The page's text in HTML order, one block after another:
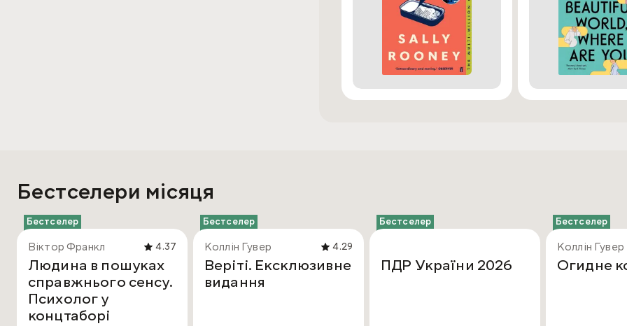
Бестселери місяця
Бестселер
Віктор Франкл 4.37
Людина в пошуках
справжнього сенсу.
Психолог у
концтаборі
Бестселер
Коллін Гувер 4.29
Веріті. Ексклюзивне
видання
Бестселер
ПДР України 2026
Бестселер
Коллін Гувер
Огидне